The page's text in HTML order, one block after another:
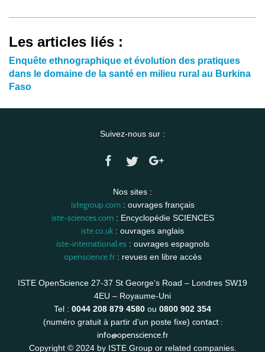
Les articles liés :
Enquête ethnographique et évolution des pratiques
dans le domaine de la santé en milieu rural au Burkina
Faso
Suivez-nous sur :
Nos sites :
istegroup.com: ouvrages français
iste-sciences.com: Encyclopédie SCIENCES
iste.co.uk : ouvrages anglais
iste-international.es: ouvrages espagnols
openscience.fr: revues en libre accès
ISTE OpenScience 27-37 St George’s Road – Londres SW19
4EU – Royaume-Uni
Tel : 0044 208 879 4580 ou 0800 902 354
(numéro gratuit à partir d’un poste fixe) contact :
info@openscience.fr
Copyright © 2024 by ISTE Group or related companies.